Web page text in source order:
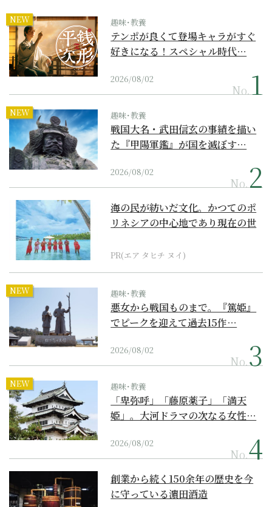
NEW 趣味･教養
テンポが良くて登場キャラがすぐ
好きになる！スペシャル時代…
2026/08/02
No.
NEW 趣味･教養
戦国大名・武田信玄の事績を描い
た『甲陽軍鑑』が国を滅ぼす…
2026/08/02
No.
海の民が紡いだ文化。かつてのポ
リネシアの中心地であり現在の世
PR(エア タヒチ ヌイ)
NEW 趣味･教養
悪女から戦国ものまで。『篤姫』
でピークを迎えて過去15作…
2026/08/02
No.
NEW 趣味･教養
「卑弥呼」「藤原薬子」「満天
姫」。大河ドラマの次なる女性…
2026/08/02
No.
創業から続く150余年の歴史を今
に守っている濵田酒造